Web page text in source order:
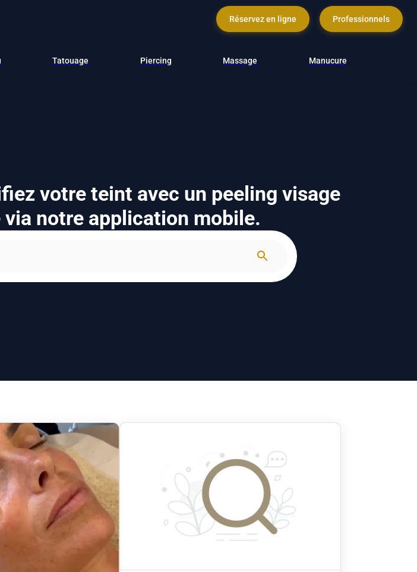
Réservez en ligne Professionnels
Tatouage Piercing Massage Manucure
votre teint avec un peeling visage
notre application mobile.